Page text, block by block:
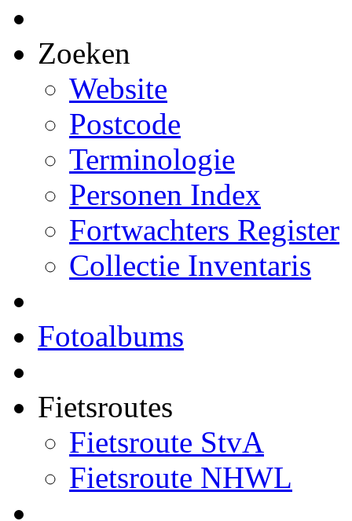
Zoeken
Website
Postcode
Terminologie
Personen Index
Fortwachters Register
Collectie Inventaris
Fotoalbums
Fietsroutes
Fietsroute StvA
Fietsroute NHWL